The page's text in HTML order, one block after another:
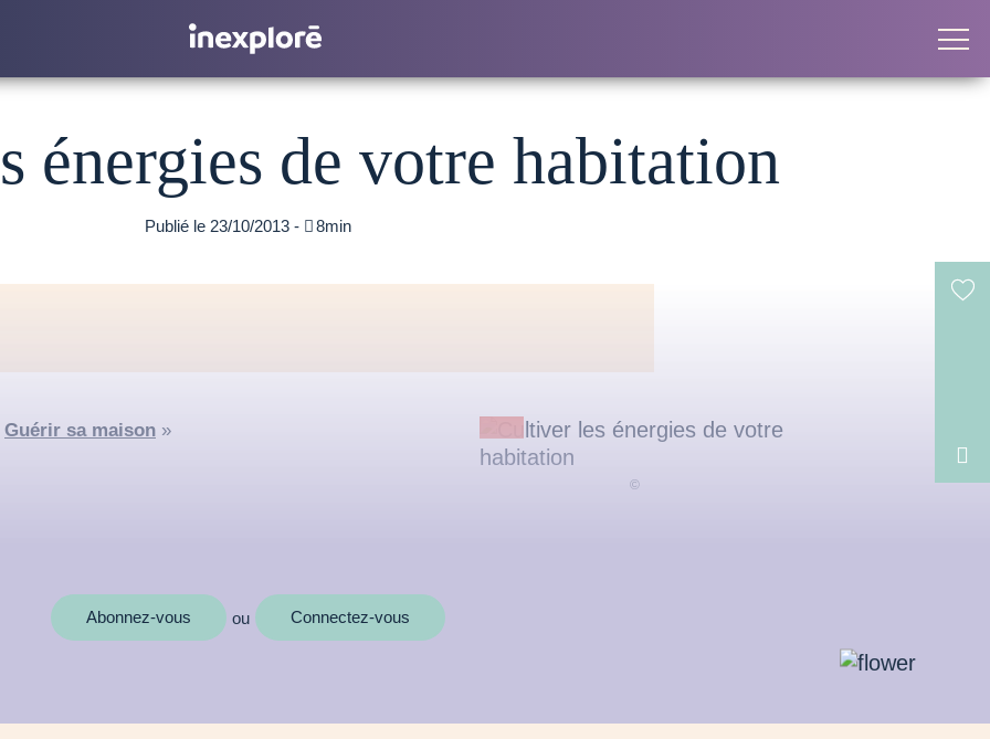
énergies de votre habitation
Publié le 23/10/2013 - 8min

Guérir sa maison »
Abonnez-vous ou Connectez-vous